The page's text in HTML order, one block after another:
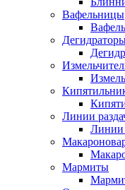
Вафельницы
Линии
Линии
Мармиты